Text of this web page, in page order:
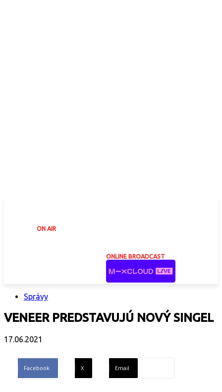
ON AIR
ONLINE BROADCAST
Správy
VENEER PREDSTAVUJÚ NOVÝ SINGEL
17.06.2021
Facebook X Email